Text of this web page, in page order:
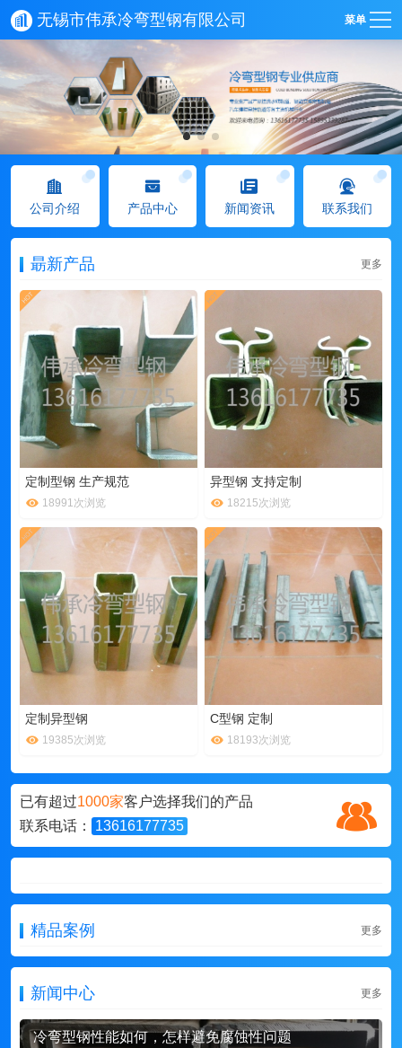
无锡市伟承冷弯型钢有限公司 菜单
公司介绍 产品中心 新闻资讯 联系我们
朂新产品 更多
定制型钢 生产规范
18991次浏览
异型钢 支持定制
18215次浏览
定制异型钢
19385次浏览
C型钢 定制
18193次浏览
已有超过1000家客户选择我们的产品
联系电话：
13616177735
精品案例 更多
新闻中心 更多
冷弯型钢性能如何，怎样避免腐蚀性问题